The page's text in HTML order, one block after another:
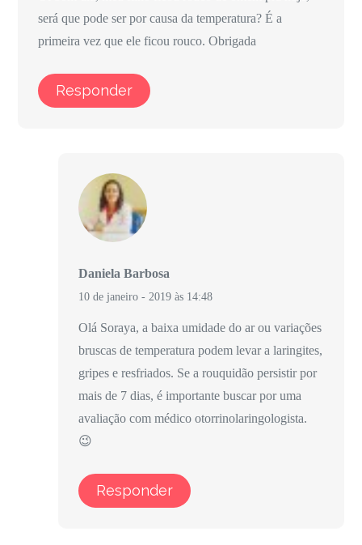
será que pode ser por causa da temperatura? É a
primeira vez que ele ficou rouco. Obrigada
Responder
Daniela Barbosa
10 de janeiro - 2019 às 14:48
Olá Soraya, a baixa umidade do ar ou variações
bruscas de temperatura podem levar a laringites,
gripes e resfriados. Se a rouquidão persistir por
mais de 7 dias, é importante buscar por uma
avaliação com médico otorrinolaringologista.
😉
Responder